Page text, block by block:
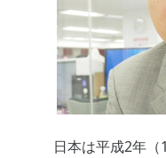
日本は平成2年